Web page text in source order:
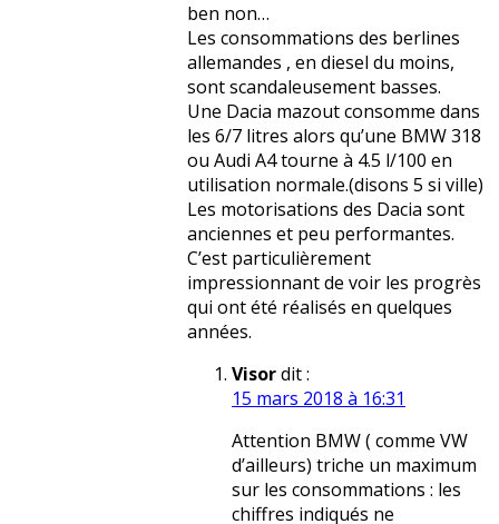
ben non…
Les consommations des berlines
allemandes , en diesel du moins,
sont scandaleusement basses.
Une Dacia mazout consomme dans
les 6/7 litres alors qu’une BMW 318
ou Audi A4 tourne à 4.5 l/100 en
utilisation normale.(disons 5 si ville)
Les motorisations des Dacia sont
anciennes et peu performantes.
C’est particulièrement
impressionnant de voir les progrès
qui ont été réalisés en quelques
années.
Visordit :
15 mars 2018 à 16:31
Attention BMW ( comme VW
d’ailleurs) triche un maximum
sur les consommations : les
chiffres indiqués ne